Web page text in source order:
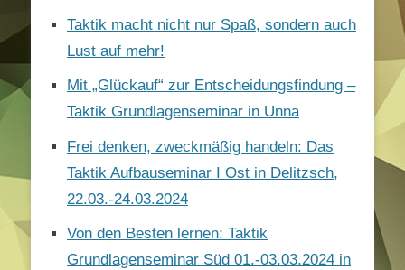
Taktik macht nicht nur Spaß, sondern auch
Lust auf mehr!
Mit „Glückauf“ zur Entscheidungsfindung –
Taktik Grundlagenseminar in Unna
Frei denken, zweckmäßig handeln: Das
Taktik Aufbauseminar I Ost in Delitzsch,
22.03.-24.03.2024
Von den Besten lernen: Taktik
Grundlagenseminar Süd 01.-03.03.2024 in